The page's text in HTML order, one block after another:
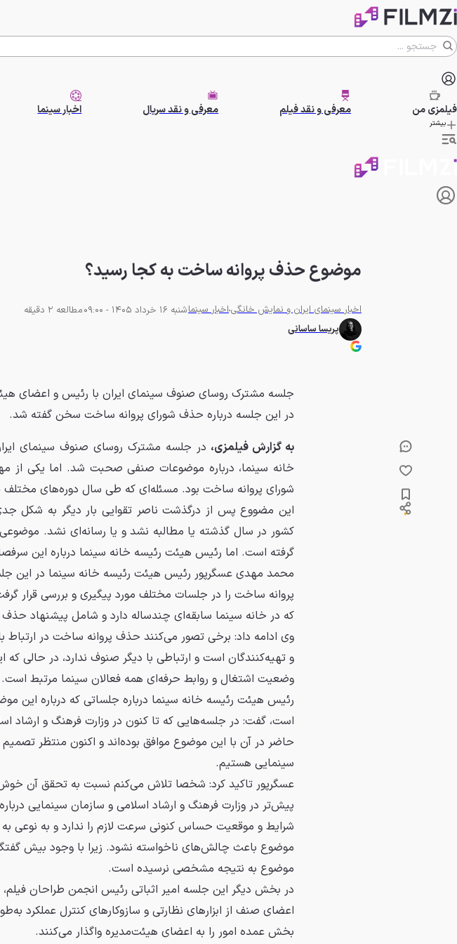
فیلمزیمن معرفی و نقد فیلم معرفی و نقد سریال اخبار سینما
بیشتر
موضوع حذف پروانه ساخت به کجا رسید؟
اخبار سینمای ایران و نمایش خانگیاخبار سینماشنبه 16 خرداد 1405 - 09:00
مطالعه 2 دقیقه
پریسا ساسانی
جلسه مشترک روسای صنوف سینمای ایران با رئیس و اعضای
در این جلسه درباره حذف شورای پروانه ساخت سخن گفته شد.
به گزارش فیلمزی، در جلسه مشترک روسای صنوف سینمای
خانه سینما، درباره موضوعات صنفی صحبت شد. اما یکی
شورای پروانه ساخت بود. مسئله‌ای که طی سال دوره‌های
این مضووع پس از درگذشت ناصر تقوایی بار دیگر به شکل
کشور در سال گذشته یا مطالبه نشد و یا رسانه‌ای نشد.
گرفته است. اما رئیس هیئت رئیسه خانه سینما درباره این
محمد مهدی عسگرپور رئیس هیئت رئیسه خانه سینما در
پروانه ساخت را در جلسات مختلف مورد پیگیری و بررسی قرار
که در خانه سینما سابقه‌ای چندساله دارد و شامل پیشنهاد
وی ادامه داد: برخی تصور می‌کنند حذف پروانه ساخت در ارتباط
و تهیه‌کنندگان است و ارتباطی با دیگر صنوف ندارد، در حالی
وضعیت اشتغال و روابط حرفه‌ای همه فعالان سینما مرتبط است.
رئیس هیئت رئیسه خانه سینما درباره جلساتی که درباره این
است، گفت: در جلسه‌هایی که تا کنون در وزارت فرهنگ و ارشاد
حاضر در آن با این موضوع موافق بوده‌اند و اکنون منتظر تصمیم
سینمایی هستیم.
عسگرپور تاکید کرد: شخصا تلاش می‌کنم نسبت به تحقق آن
پیش‌تر در وزارت فرهنگ و ارشاد اسلامی و سازمان سینمایی
شرایط و موقعیت حساس کنونی سرعت لازم را ندارد و به نوعی به
موضوع باعث چالش‌های ناخواسته نشود. زیرا با وجود بیش
موضوع به نتیجه مشخصی نرسیده است.
در بخش دیگر این جلسه امیر اثباتی رئیس انجمن طراحان
اعضای صنف از ابزارهای نظارتی و سازوکارهای کنترل عملکرد
بخش عمده امور را به اعضای هیئت‌مدیره واگذار می‌کنند.